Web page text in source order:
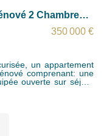
Dans un lotissement
au 2ème étage
comprenant sur la plans d'origine: un